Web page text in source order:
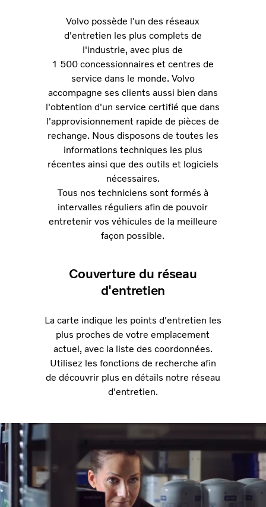
Volvo possède l'un des réseaux
d'entretien les plus complets de
l'industrie, avec plus de
1 500 concessionnaires et centres de
service dans le monde. Volvo
accompagne ses clients aussi bien dans
l'obtention d'un service certifié que dans
l'approvisionnement rapide de pièces de
rechange. Nous disposons de toutes les
informations techniques les plus
récentes ainsi que des outils et logiciels
nécessaires.
Tous nos techniciens sont formés à
intervalles réguliers afin de pouvoir
entretenir vos véhicules de la meilleure
façon possible.
Couverture du réseau
d'entretien
La carte indique les points d'entretien les
plus proches de votre emplacement
actuel, avec la liste des coordonnées.
Utilisez les fonctions de recherche afin
de découvrir plus en détails notre réseau
d'entretien.